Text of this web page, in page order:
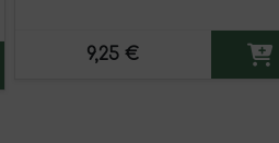
9,25 €